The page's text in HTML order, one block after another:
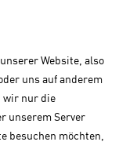
Website, also
uns auf anderem
wir nur die
unserem Server
besuchen möchten,